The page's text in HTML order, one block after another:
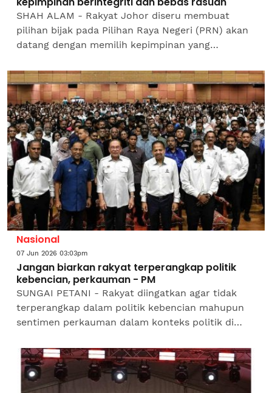
SHAH ALAM - Rakyat Johor diseru membuat
pilihan bijak pada Pilihan Raya Negeri (PRN) akan
datang dengan memilih kepimpinan yang
kebajikan rakyat.Pengerusi...
Nasional
07 Jun 2026 03:03pm
Jangan biarkan rakyat terperangkap politik
kebencian, perkauman - PM
SUNGAI PETANI - Rakyat diingatkan agar tidak
terperangkap dalam politik kebencian mahupun
sentimen perkauman dalam konteks politik di
Datuk Seri Anwar...